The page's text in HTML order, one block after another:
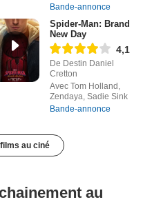
Bande-annonce
Spider-Man: Brand
New Day
4,1
De Destin Daniel
Cretton
Avec Tom Holland,
Zendaya, Sadie Sink
Bande-annonce
au ciné
au